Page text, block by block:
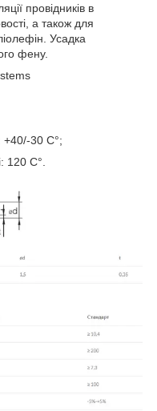
провідників в
а також для
Усадка
фену.
+40/-30 C°;
120 C°.